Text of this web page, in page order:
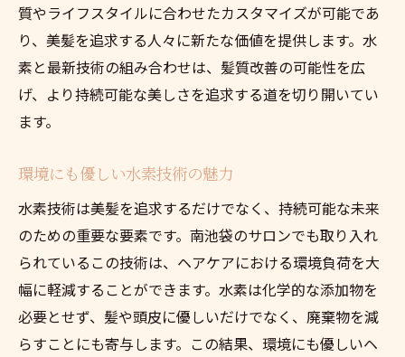
質やライフスタイルに合わせたカスタマイズが可能であ
り、美髪を追求する人々に新たな価値を提供します。水
素と最新技術の組み合わせは、髪質改善の可能性を広
げ、より持続可能な美しさを追求する道を切り開いてい
ます。
環境にも優しい水素技術の魅力
水素技術は美髪を追求するだけでなく、持続可能な未来
のための重要な要素です。南池袋のサロンでも取り入れ
られているこの技術は、ヘアケアにおける環境負荷を大
幅に軽減することができます。水素は化学的な添加物を
必要とせず、髪や頭皮に優しいだけでなく、廃棄物を減
らすことにも寄与します。この結果、環境にも優しいヘ